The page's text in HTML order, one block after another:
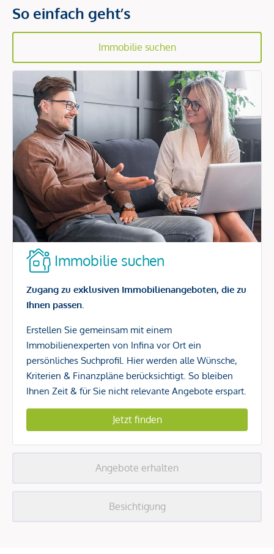
So einfach geht’s
Immobilie suchen
Immobilie suchen
Zugang zu exklusiven Immobilienangeboten, die zu
Ihnen passen.
Erstellen Sie gemeinsam mit einem
Immobilienexperten von Infina vor Ort ein
persönliches Suchprofil. Hier werden alle Wünsche,
Kriterien & Finanzpläne berücksichtigt. So bleiben
Ihnen Zeit & für Sie nicht relevante Angebote erspart.
Jetzt finden
Angebote erhalten
Besichtigung